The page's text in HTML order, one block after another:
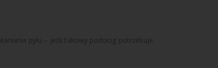
pyłu – jeśli takowy podolog potrzebuje